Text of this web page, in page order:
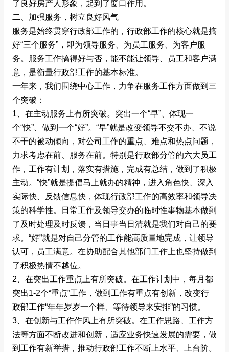
了良好房产人形象，起到了窗口作用。
二、加强服务，树立良好风气
服务是始终贯穿行政部工作的，行政部工作的核心就是搞
好“三个服务”，即为领导服务、为员工服务、为客户服
务。服务工作搞得好与否，能不能让领导、员工和客户满
意，是衡量行政部工作的基本标准。
一年来，我们围绕中心工作，力争在服务工作方面做到三
个突破：
1、在主动服务上有所突破。突出一个“早”、体现一
个“快”、做到一个“好”。“早”就是改变领导不交不办、不说
不干的被动倾向，对公司工作的重点、难点和热点问题，
力求考虑在前、服务在前。特别是行政部分管的六大员工
作，工作有计划，落实有措施，完成有总结，做到了积极
主动。“快”就是提倡马上就办的精神，进入角色快、深入
实际快、反馈信息快，体现行政部工作的高效率和领导决
策的科学性。日常工作及领导交办的临时性事物基本做到
了及时处理及时反馈，当日事当日清就是我们对自己的要
求。“好”就是对自己分管的工作能高质量地完成，让领导
认可，员工满意。在协助配合其他部门工作上也坚持做到
了积极热情不越位。
2、在突出工作重点上有所突破。在工作计划中，每月都
突出1-2个“重点”工作，做到工作有重点有创新，改变行
政部工作“年年岁岁一个样、等待领导来安排”的习惯。
3、在创新与工作作风上有所突破。在工作思路、工作方
法等方面不断改进和创新，适应业务快速发展的需要，做
到工作有新举措，推动行政部工作不断上水平、上台阶。